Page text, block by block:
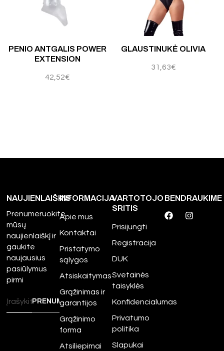
PENIO ANTGALIS POWER
EXTENSION
42,52€
GLAUSTINUKĖ OLIVIA
31,63€
NAUJIENLAIŠKIS
Prenumeruokite
mūsų
naujienlaiškį ir
gaukite
naujausius
pasiūlymus
pirmi
INFORMACIJA
Apie mus
Kontaktai
Pristatymo
sąlygos
Atsiskaitymas
Grąžinimas ir
garantijos
Grąžinimo
forma
Atsiliepimai
VARTOTOJO
SRITIS
Prisijungti
Registracija
DUK
Svetainės
taisyklės
Konfidencialumas
Privatumo
politika
Slapukai
BENDRAUKIME